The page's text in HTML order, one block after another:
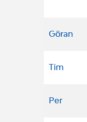
Göran
Tim
Per